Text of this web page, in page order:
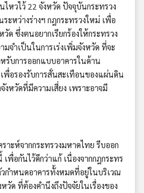
หวไว้ 22 จังหวัด ปัจจุบันกระทรวง
ะหว่างร่างฯ กฎกระทรวงใหม่ เพื่อ
ด ซึ่งตนอยากเรียกร้องให้กระทรวง
จำเป็นในการเร่งเพิ่มจังหวัด ที่จะ
รับการออกแบบอาคารในด้าน
เพื่อรองรับการสั่นสะเทือนของแผ่นดิน
หวัดที่มีความเสี่ยง เพราะอาจมี
ะห์จากกระทรวงมหาดไทย รีบออก
พื่อกันไว้ดีกว่าแก้ เนื่องจากกฎกระทร
กำหนดอาคารทั้งหมดที่อยู่ในบริเวณ
วัด ที่ต้องคำนึงถึงปัจจัยในเรื่องของ